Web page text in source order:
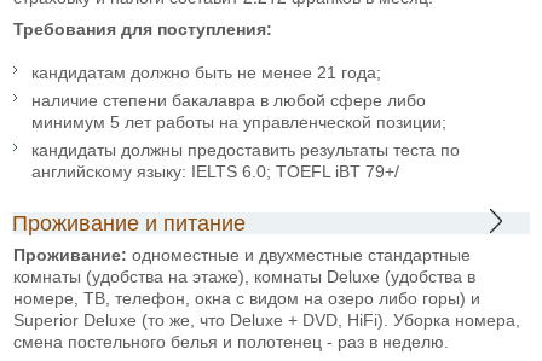
Требования для поступления:
кандидатам должно быть не менее 21 года;
наличие степени бакалавра в любой сфере либо
минимум 5 лет работы на управленческой позиции;
кандидаты должны предоставить результаты теста по
английскому языку: IELTS 6.0; TOEFL iBT 79+/
Проживание и питание
Проживание: одноместные и двухместные стандартные
комнаты (удобства на этаже), комнаты Deluxe (удобства в
номере, ТВ, телефон, окна с видом на озеро либо горы) и
Superior Deluxe (то же, что Deluxe + DVD, HiFi). Уборка номера,
смена постельного белья и полотенец - раз в неделю.